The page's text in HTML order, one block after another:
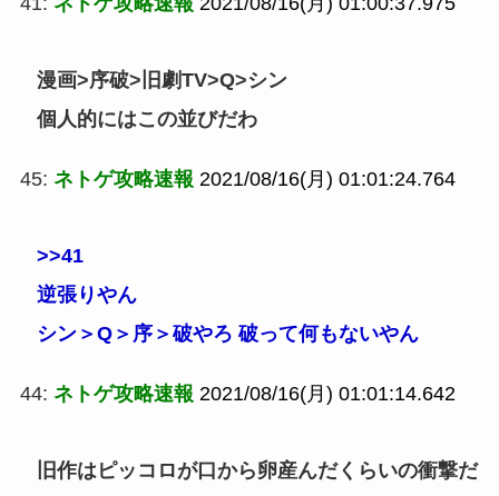
漫画>序破>旧劇TV>Q>シン
個人的にはこの並びだわ
45: ネトゲ攻略速報 2021/08/16(月) 01:01:24.764
>>41
逆張りやん
シン＞Q＞序＞破やろ 破って何もないやん
44: ネトゲ攻略速報 2021/08/16(月) 01:01:14.642
旧作はピッコロが口から卵産んだくらいの衝撃だ